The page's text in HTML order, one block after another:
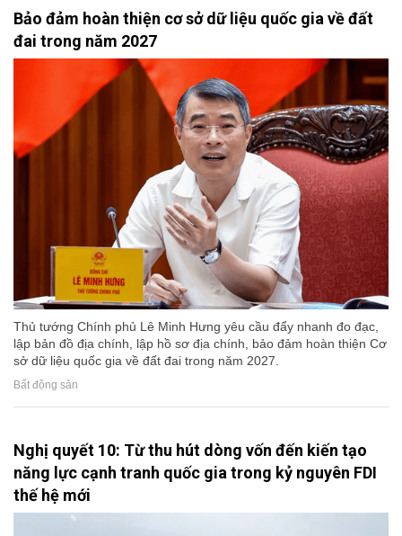
Bảo đảm hoàn thiện cơ sở dữ liệu quốc gia về đất
đai trong năm 2027
Thủ tướng Chính phủ Lê Minh Hưng yêu cầu đẩy nhanh đo đạc,
lập bản đồ địa chính, lập hồ sơ địa chính, bảo đảm hoàn thiện Cơ
sở dữ liệu quốc gia về đất đai trong năm 2027.
Bất động sản
Nghị quyết 10: Từ thu hút dòng vốn đến kiến tạo
năng lực cạnh tranh quốc gia trong kỷ nguyên FDI
thế hệ mới